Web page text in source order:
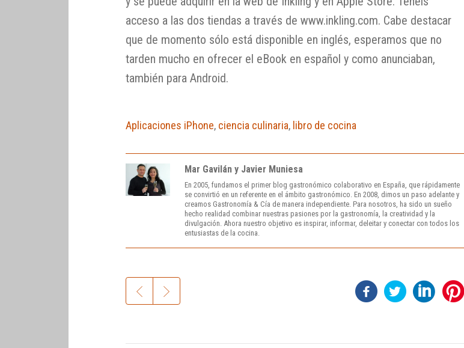
acceso a las dos tiendas a través de www.inkling.com. Cabe destacar
que de momento sólo está disponible en inglés, esperamos que no
tarden mucho en ofrecer el eBook en español y como anunciaban,
también para Android.
Aplicaciones iPhone, ciencia culinaria, libro de cocina
Mar Gavilán y Javier Muniesa
En 2005, fundamos el primer blog gastronómico colaborativo en España, que rápidamente
se convirtió en un referente en el ámbito gastronómico. En 2008, dimos un paso adelante y
creamos Gastronomía & Cía de manera independiente. Para nosotros, ha sido un sueño
hecho realidad combinar nuestras pasiones por la gastronomía, la creatividad y la
divulgación. Ahora nuestro objetivo es inspirar, informar, deleitar y conectar con todos los
entusiastas de la cocina.